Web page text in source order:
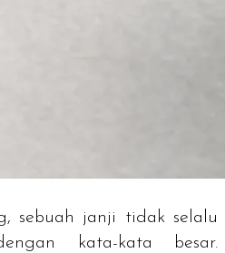
sebuah janji tidak selalu
kata-kata besar.